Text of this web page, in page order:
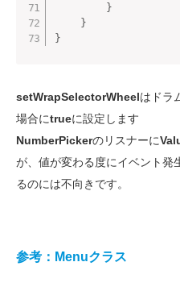
}
}
}
setWrapSelectorWheelはドラ
場合にtrueに設定します
NumberPickerのリスナーに
が、値が変わる度にイベント発
るのには不向きです。
参考：Menuクラス